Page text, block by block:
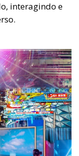
interagindo e